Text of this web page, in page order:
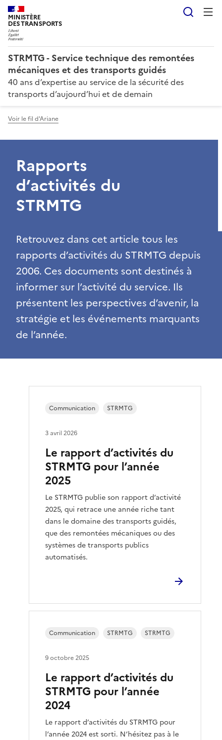
MINISTÈRE
DES TRANSPORTS
STRMTG - Service technique des remontées
mécaniques et des transports guidés
40 ans d’expertise au service de la sécurité des
transports d’aujourd’hui et de demain
Voir le fil d'Ariane
Rapports
d’activités du
STRMTG
Retrouvez dans cet article tous les
rapports d’activités du STRMTG depuis
2006. Ces documents sont destinés à
informer sur l’activité du service. Ils
présentent les perspectives d’avenir, la
stratégie et les événements marquants
de l’année.
Le rapport d’activités du
STRMTG pour l’année
2025
Le STRMTG publie son rapport d’activité
2025, qui retrace une année riche tant
dans le domaine des transports guidés,
que des remontées mécaniques ou des
systèmes de transports publics
automatisés.
Communication STRMTG
3 avril 2026
Le rapport d’activités du
STRMTG pour l’année
2024
Le rapport d’activités du STRMTG pour
l’année 2024 est sorti. N’hésitez pas à le
Communication STRMTG STRMTG
9 octobre 2025